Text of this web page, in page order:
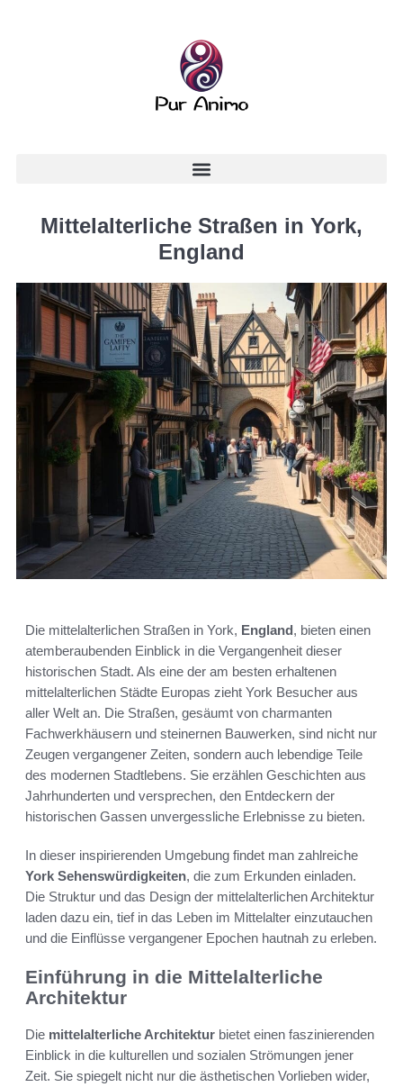
Mittelalterliche Straßen in York,
England
Die mittelalterlichen Straßen in York, England, bieten einen
atemberaubenden Einblick in die Vergangenheit dieser
historischen Stadt. Als eine der am besten erhaltenen
mittelalterlichen Städte Europas zieht York Besucher aus
aller Welt an. Die Straßen, gesäumt von charmanten
Fachwerkhäusern und steinernen Bauwerken, sind nicht nur
Zeugen vergangener Zeiten, sondern auch lebendige Teile
des modernen Stadtlebens. Sie erzählen Geschichten aus
Jahrhunderten und versprechen, den Entdeckern der
historischen Gassen unvergessliche Erlebnisse zu bieten.
In dieser inspirierenden Umgebung findet man zahlreiche
York Sehenswürdigkeiten, die zum Erkunden einladen.
Die Struktur und das Design der mittelalterlichen Architektur
laden dazu ein, tief in das Leben im Mittelalter einzutauchen
und die Einflüsse vergangener Epochen hautnah zu erleben.
Einführung in die Mittelalterliche
Architektur
Die mittelalterliche Architektur bietet einen faszinierenden
Einblick in die kulturellen und sozialen Strömungen jener
Zeit. Sie spiegelt nicht nur die ästhetischen Vorlieben wider,